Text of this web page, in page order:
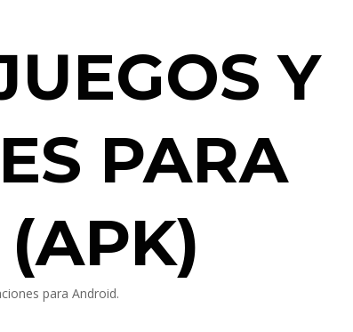
Y
PARA
para Android.